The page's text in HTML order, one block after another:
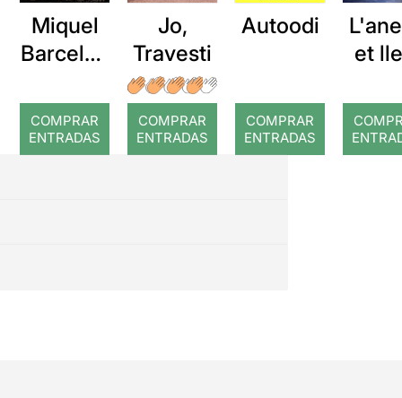
Miquel
Barcelon
COMPRAR
ENTRADAS
Jo,
Travesti
COMPRAR
ENTRADAS
Autoodi
COMPRAR
ENTRADAS
et